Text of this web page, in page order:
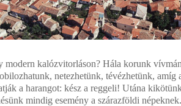
modern kalózvitorláson? Hála korunk
netezhetünk, tévézhetünk, amíg
a harangot: kész a reggeli! Utána
mindig esemény a szárazföldi